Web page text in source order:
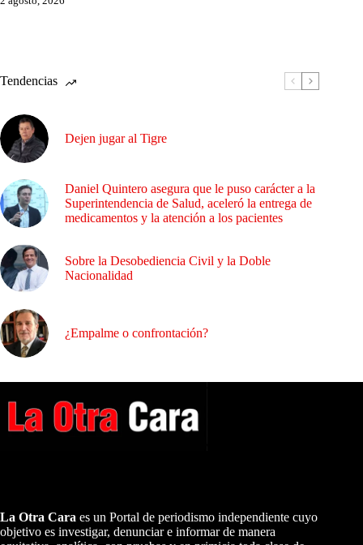
Tendencias
Dejen jugar al Tigre
Daniel Quintero asegura que le puso carácter a la
Superintendencia de Salud, aceleró la entrega de
medicamentos y la atención a los pacientes
Sobre la Desobediencia Civil y la Doble
Nacionalidad
¿Empalme o confrontación?
La Otra Cara es un Portal de periodismo independiente cuyo
objetivo es investigar, denunciar e informar de manera